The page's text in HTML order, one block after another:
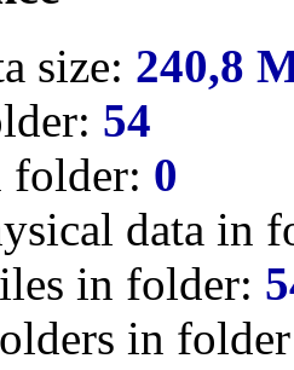
size: 240,8
54
folder: 0
data in
in folder:
in